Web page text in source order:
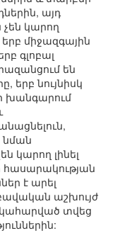
այդ
չեն կարող
երբ միջազգային
գլոբալ
են
երբ նույնիսկ
խանգարում
կարող լինել
է արել
աշխույժ
տվեց